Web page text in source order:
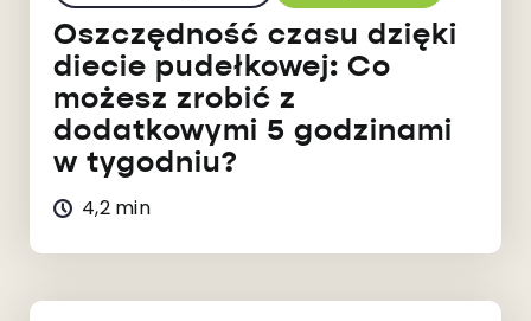
Oszczędność czasu dzięki
diecie pudełkowej: Co
możesz zrobić z
dodatkowymi 5 godzinami
w tygodniu?
4,2 min